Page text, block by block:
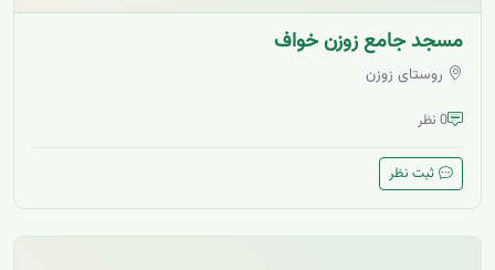
مسجد جامع زوزن خواف
روستای زوزن
0 نظر
ثبت نظر